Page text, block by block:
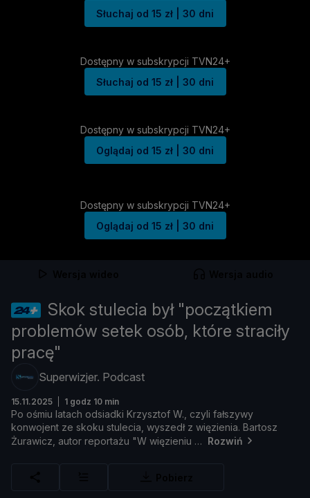
Słuchaj od 15 zł | 30 dni
Dostępny w subskrypcji TVN24+
Słuchaj od 15 zł | 30 dni
Dostępny w subskrypcji TVN24+
Oglądaj od 15 zł | 30 dni
Dostępny w subskrypcji TVN24+
Oglądaj od 15 zł | 30 dni
Skok stulecia był "początkiem
problemów setek osób, które straciły
pracę"
Superwizjer. Podcast
15.11.2025 1 godz 10 min
Po ośmiu latach odsiadki Krzysztof W., czyli fałszywy
konwojent ze skoku stulecia, wyszedł z więzienia. Bartosz
Żurawicz, autor reportażu "W więzieniu Rozwiń